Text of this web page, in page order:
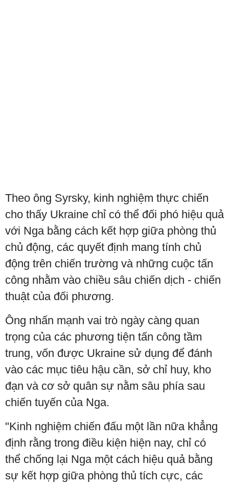
Theo ông Syrsky, kinh nghiệm thực chiến
cho thấy Ukraine chỉ có thể đối phó hiệu quả
với Nga bằng cách kết hợp giữa phòng thủ
chủ động, các quyết định mang tính chủ
động trên chiến trường và những cuộc tấn
công nhằm vào chiều sâu chiến dịch - chiến
thuật của đối phương.
Ông nhấn mạnh vai trò ngày càng quan
trọng của các phương tiện tấn công tầm
trung, vốn được Ukraine sử dụng để đánh
vào các mục tiêu hậu cần, sở chỉ huy, kho
đạn và cơ sở quân sự nằm sâu phía sau
chiến tuyến của Nga.
"Kinh nghiệm chiến đấu một lần nữa khẳng
định rằng trong điều kiện hiện nay, chỉ có
thể chống lại Nga một cách hiệu quả bằng
sự kết hợp giữa phòng thủ tích cực, các